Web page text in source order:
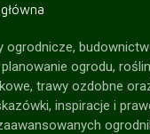
ogrodnicze,
ogrodu,
trawy ozdobne
inspiracje i